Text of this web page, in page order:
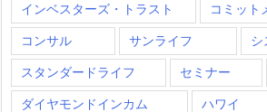
インベスターズ・トラスト コミット
コンサル サンライフ シ
スタンダードライフ セミナー
ダイヤモンドインカム ハワイ